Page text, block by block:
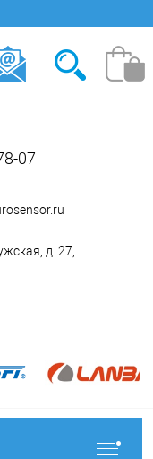
07
д. 27,